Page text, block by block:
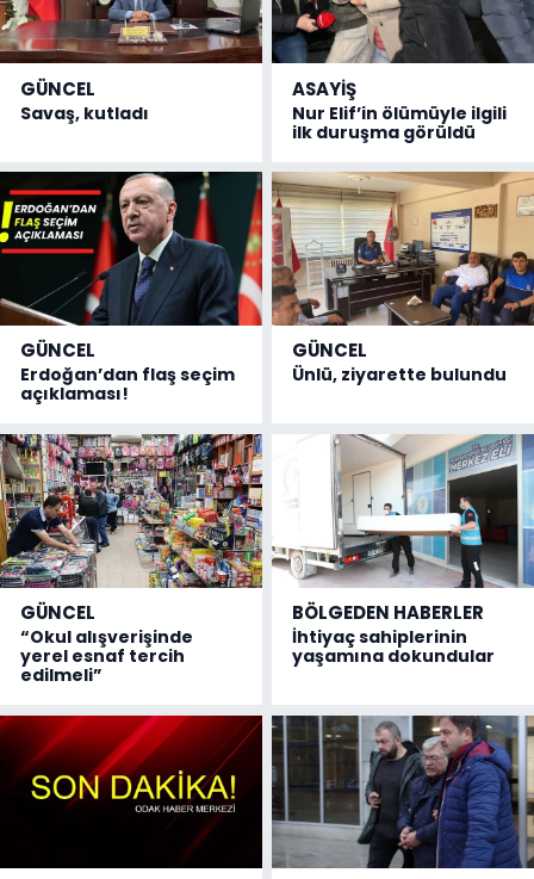
GÜNCEL
Savaş, kutladı
ASAYİŞ
Nur Elif’in ölümüyle ilgili
ilk duruşma görüldü
GÜNCEL
Erdoğan’dan flaş seçim
açıklaması!
GÜNCEL
Ünlü, ziyarette bulundu
GÜNCEL
“Okul alışverişinde
yerel esnaf tercih
edilmeli”
BÖLGEDEN HABERLER
İhtiyaç sahiplerinin
yaşamına dokundular